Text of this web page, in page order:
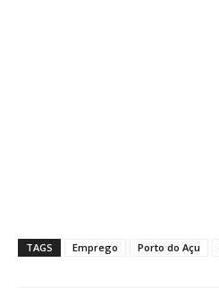
TAGS Emprego Porto do Açu